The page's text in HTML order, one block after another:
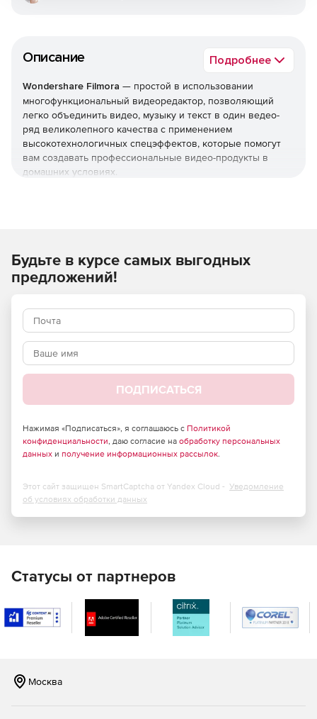
Описание Подробнее
Wondershare Filmora — простой в использовании
многофункциональный видеоредактор, позволяющий
легко объединить видео, музыку и текст в один ведео-
ряд великолепного качества с применением
высокотехнологичных спецэффектов, которые помогут
вам создавать профессиональные видео-продукты в
домашних условиях.
Можно загружать отредактированное видео напрямую
на YouTube, Facebook* и другие ресурсы сети интернет,
устройствах, таких как iPhone, IPAD, IPod и т.д. или
записать DVD.
Основные функции и возможности:
Поддержка SD и HD видео, возможность добавлять
Импорт изображений (поддержка всех популярных
форматов изображений).
(поддержка всех популярных аудио-форматов).
воспроизведения на портативных устройствах (
iPhone, IPAD, IPod и др.)
Вы сможете сохранять обработанные видео-файлы на
Выгружаться видео в интернет (на YouTube, Facebook*
Будьте в курсе самых выгодных
предложений!
ПОДПИСАТЬСЯ
Нажимая «Подписаться», я соглашаюсь с Политикой
конфиденциальности, даю согласие на обработку персональных
данных и получение информационных рассылок.
Этот сайт защищен SmartCaptcha от Yandex Cloud - Уведомление
об условиях обработки данных
Статусы от партнеров
Москва